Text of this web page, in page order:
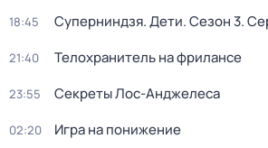
18:45 Суперниндзя. Дети. Сезон 3.
21:40 Телохранитель на фрилансе
23:55 Секреты Лос-Анджелеса
02:20 Игра на понижение